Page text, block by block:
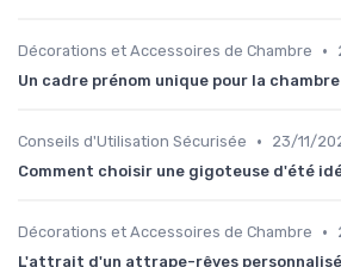
Décorations et Accessoires de Chambre •
Un cadre prénom unique pour la
Conseils d'Utilisation Sécurisée •
23/11/
Comment choisir une gigoteuse d'été
Décorations et Accessoires de Chambre •
L'attrait d'un attrape-rêves